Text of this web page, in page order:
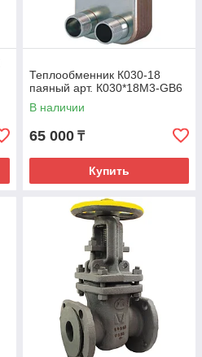
Теплообменник К030-18
паяный арт. К030*18М3-GB6
В наличии
65 000 ₸
Купить